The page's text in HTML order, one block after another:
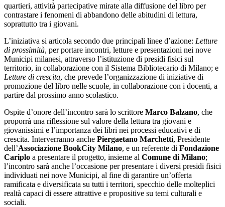
quartieri, attività partecipative mirate alla diffusione del libro per
contrastare i fenomeni di abbandono delle abitudini di lettura,
soprattutto tra i giovani.
L’iniziativa si articola secondo due principali linee d’azione: Letture
di prossimità, per portare incontri, letture e presentazioni nei nove
Municipi milanesi, attraverso l’istituzione di presidi fisici sul
territorio, in collaborazione con il Sistema Bibliotecario di Milano; e
Letture di crescita, che prevede l’organizzazione di iniziative di
promozione del libro nelle scuole, in collaborazione con i docenti, a
partire dal prossimo anno scolastico.
Ospite d’onore dell’incontro sarà lo scrittore Marco Balzano, che
proporrà una riflessione sul valore della lettura tra giovani e
giovanissimi e l’importanza dei libri nei processi educativi e di
crescita. Interverranno anche Piergaetano Marchetti, Presidente
dell’Associazione BookCity Milano, e un referente di Fondazione
Cariplo a presentare il progetto, insieme al Comune di Milano;
l’incontro sarà anche l’occasione per presentare i diversi presidi fisici
individuati nei nove Municipi, al fine di garantire un’offerta
ramificata e diversificata su tutti i territori, specchio delle molteplici
realtà capaci di essere attrattive e propositive su temi culturali e
sociali.